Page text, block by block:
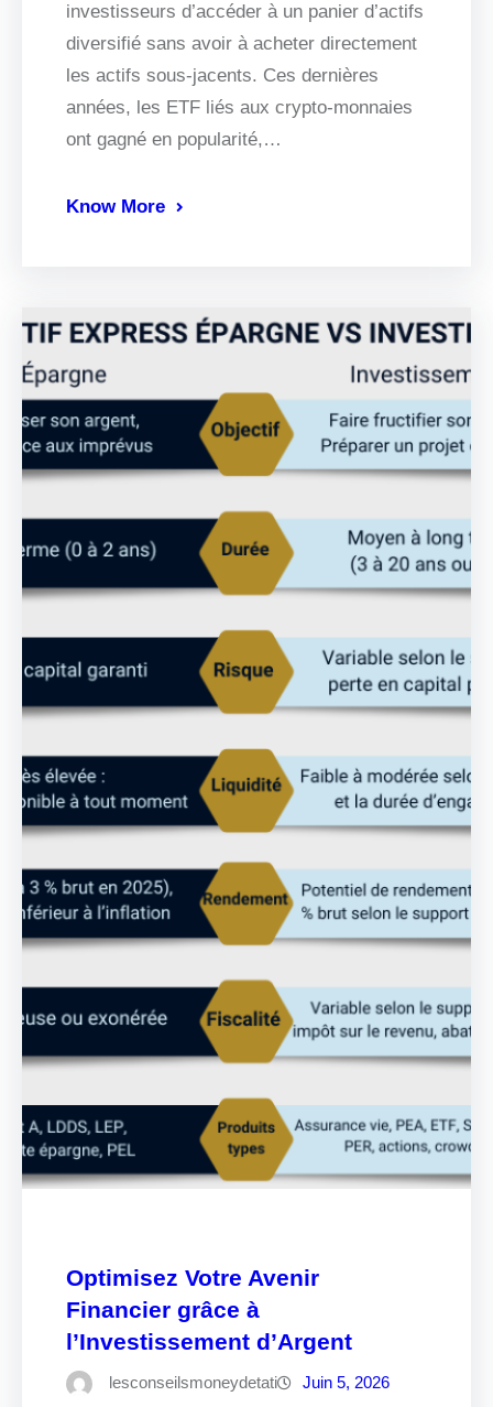
investisseurs d’accéder à un panier d’actifs
diversifié sans avoir à acheter directement
les actifs sous-jacents. Ces dernières
années, les ETF liés aux crypto-monnaies
ont gagné en popularité,…
Know More
Optimisez Votre Avenir
Financier grâce à
l’Investissement d’Argent
lesconseilsmoneydetati Juin 5, 2026